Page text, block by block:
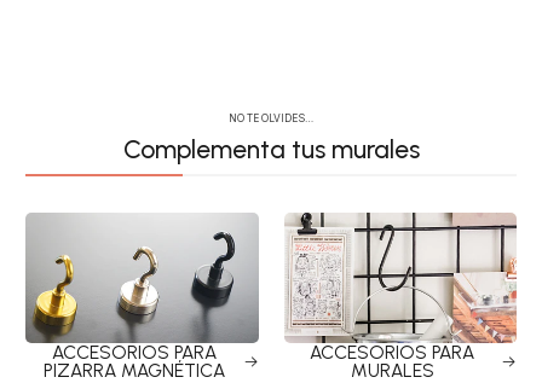
NO TE OLVIDES…
Complementa tus murales
ACCESORIOS PARA
PIZARRA MAGNÉTICA
ACCESORIOS PARA
MURALES